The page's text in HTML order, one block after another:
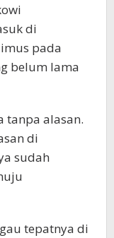
di
pada
belum lama
tanpa alasan.
di
sudah
tepatnya di